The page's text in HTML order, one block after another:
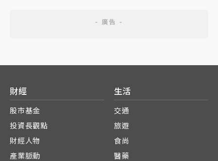
財經
股市基金
投資長觀點
財經人物
產業脈動
生活
交通
旅遊
食尚
醫藥